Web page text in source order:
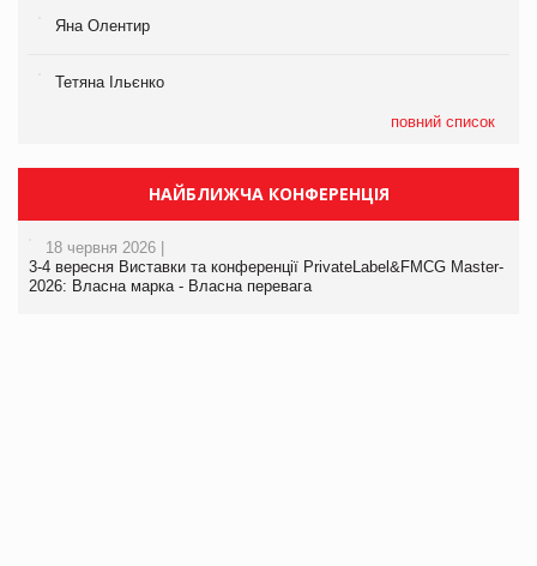
Яна Олентир
Тетяна Ільєнко
повний список
НАЙБЛИЖЧА КОНФЕРЕНЦІЯ
18 червня 2026 |
3-4 вересня Виставки та конференції PrivateLabel&FMCG Master-
2026: Власна марка - Власна перевага